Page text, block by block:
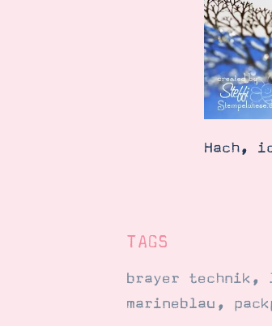
Hach,
TAGS
brayer technik,
marineblau ,